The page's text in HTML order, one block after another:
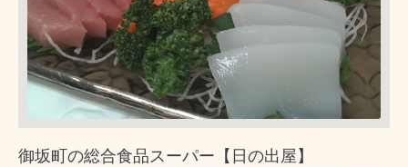
御坂町の総合食品スーパー【日の出屋】